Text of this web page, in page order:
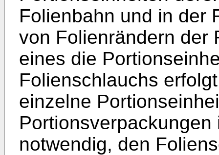
Folienbahn und in der
von Folienrändern der
eines die
Folienschlauchs
einzelne
notwendig, den